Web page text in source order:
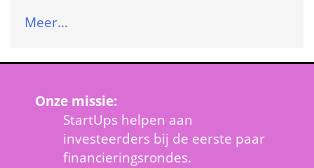
Meer…
Onze missie:
StartUps helpen aan
investeerders bij de eerste paar
financieringsrondes.